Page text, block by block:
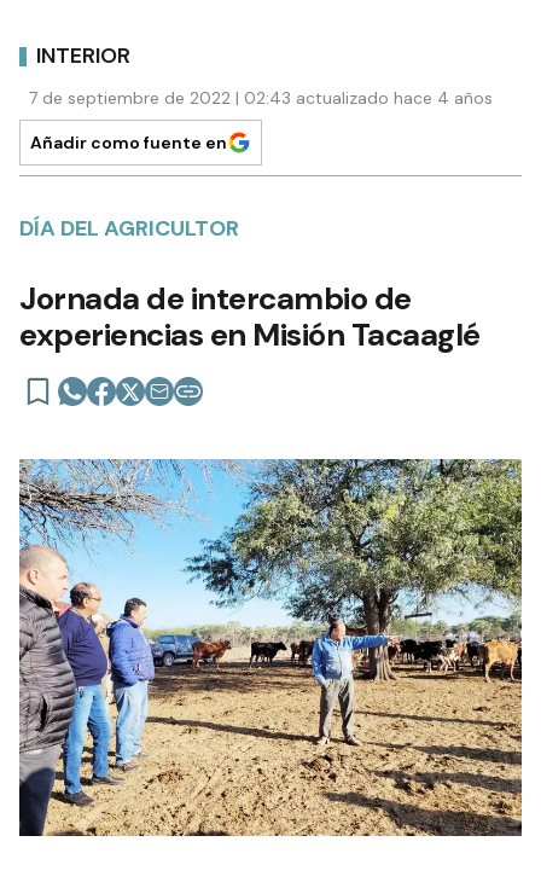
INTERIOR
7 de septiembre de 2022 | 02:43 actualizado hace 4 años
Añadir como fuente en
DÍA DEL AGRICULTOR
Jornada de intercambio de
experiencias en Misión Tacaaglé